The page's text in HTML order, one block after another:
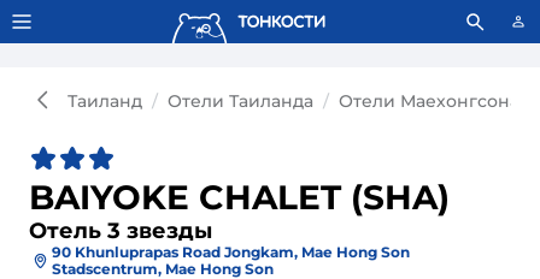
Тонкости используют сookie-файлы. Что это значит?
Таиланд Отели Таиланда Отели Маехонгсона
BAIYOKE CHALET (SHA)
Отель 3 звезды
90 Khunluprapas Road Jongkam, Mae Hong Son
Stadscentrum, Mae Hong Son